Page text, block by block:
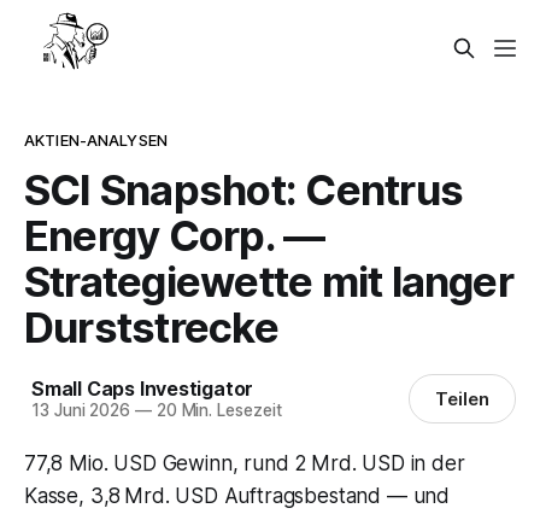
AKTIEN-ANALYSEN
SCI Snapshot: Centrus
Energy Corp. —
Strategiewette mit langer
Durststrecke
Small Caps Investigator
13 Juni 2026 —20 Min. Lesezeit Teilen
77,8 Mio. USD Gewinn, rund 2 Mrd. USD in der
Kasse, 3,8 Mrd. USD Auftragsbestand — und